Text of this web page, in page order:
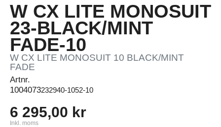
W CX LITE MONOSUIT
23-BLACK/MINT
FADE-10
W CX LITE MONOSUIT 10 BLACK/MINT
FADE
Artnr.
1004073232940-1052-10
6 295,00 kr
Inkl. moms